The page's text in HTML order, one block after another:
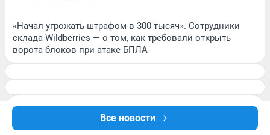
Все новости
«Начал угрожать штрафом в 300 тысяч». Сотрудники
склада Wildberries — о том, как требовали открыть
ворота блоков при атаке БПЛА